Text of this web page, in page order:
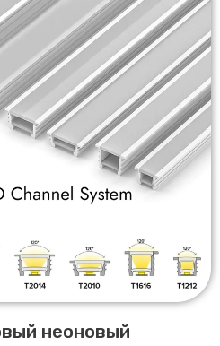
неоновый